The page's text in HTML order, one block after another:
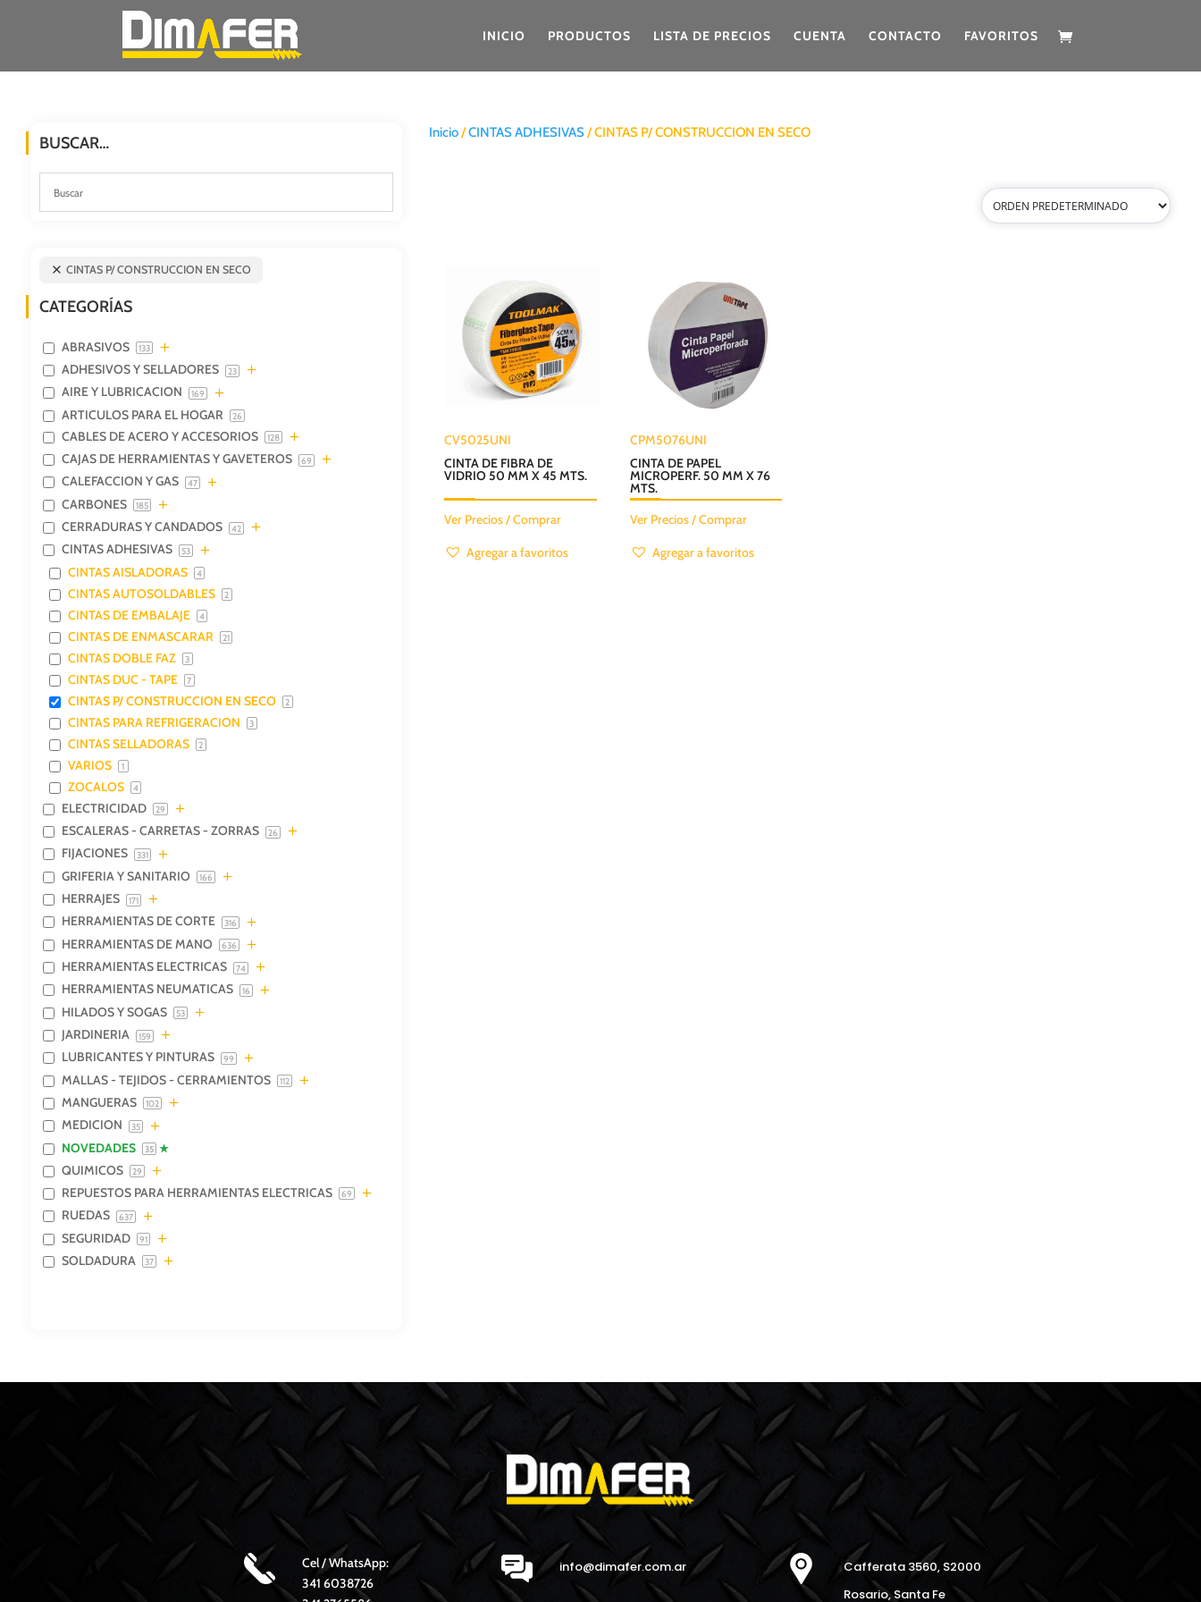
INICIO PRODUCTOS LISTA DE PRECIOS CUENTA CONTACTO FAVORITOS
Inicio/CINTAS ADHESIVAS/ CINTAS P/ CONSTRUCCION EN SECO
CV5025UNI
CINTA DE FIBRA DE
VIDRIO 50 MM X 45 MTS.
Ver Precios / Comprar
Agregar a favoritos
CPM5076UNI
CINTA DE PAPEL
MICROPERF. 50 MM X 76
MTS.
Ver Precios / Comprar
Agregar a favoritos
BUSCAR…
CINTAS P/ CONSTRUCCION EN SECO
CATEGORÍAS
ABRASIVOS 133
ADHESIVOS Y SELLADORES 23
AIRE Y LUBRICACION 169
ARTICULOS PARA EL HOGAR 26
CABLES DE ACERO Y ACCESORIOS 128
CAJAS DE HERRAMIENTAS Y GAVETEROS 69
CALEFACCION Y GAS 47
CARBONES 185
CERRADURAS Y CANDADOS 42
CINTAS ADHESIVAS 53
CINTAS AISLADORAS 4
CINTAS AUTOSOLDABLES 2
CINTAS DE EMBALAJE 4
CINTAS DE ENMASCARAR 21
CINTAS DOBLE FAZ 3
CINTAS DUC - TAPE 7
CINTAS P/ CONSTRUCCION EN SECO 2
CINTAS PARA REFRIGERACION 3
CINTAS SELLADORAS 2
VARIOS 1
ZOCALOS 4
ELECTRICIDAD 29
ESCALERAS - CARRETAS - ZORRAS 26
FIJACIONES 331
GRIFERIA Y SANITARIO 166
HERRAJES 171
HERRAMIENTAS DE CORTE 316
HERRAMIENTAS DE MANO 636
HERRAMIENTAS ELECTRICAS 74
HERRAMIENTAS NEUMATICAS 16
HILADOS Y SOGAS 53
JARDINERIA 159
LUBRICANTES Y PINTURAS 99
MALLAS - TEJIDOS - CERRAMIENTOS 112
MANGUERAS 102
MEDICION 35
NOVEDADES 35
QUIMICOS 29
REPUESTOS PARA HERRAMIENTAS ELECTRICAS 69
RUEDAS 637
SEGURIDAD 91
SOLDADURA 37
Cel / WhatsApp:
341 6038726
info@dimafer.com.ar
Cafferata 3560, S2000
Rosario, Santa Fe